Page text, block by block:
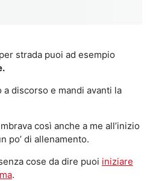
strada puoi ad esempio
discorso e mandi avanti la
così anche a me all’inizio
po’ di allenamento.
cose da dire puoi iniziare
.